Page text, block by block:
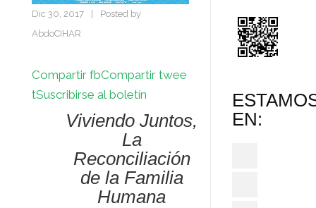
Dic 30, 2017 |
Posted by
AbdoCIHAR
Compartir fbCompartir twee
tSuscribirse al boletín
Viviendo Juntos,
La
Reconciliación
de la Familia
Humana
EN: